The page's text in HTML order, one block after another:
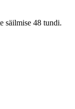
säilmise 48 tundi.